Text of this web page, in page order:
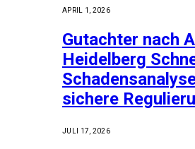
APRIL 1, 2026
Gutachter nach
Heidelberg
sichere
JULI 17, 2026